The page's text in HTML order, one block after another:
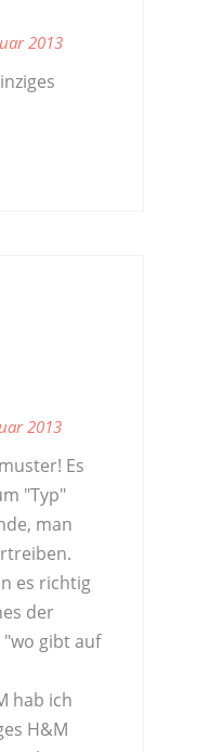
2013
2013
Es
"Typ"
man
es richtig
der
gibt auf
hab ich
H&M